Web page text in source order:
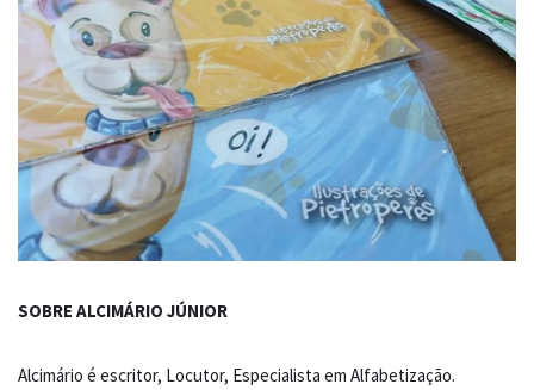
SOBRE ALCIMÁRIO JÚNIOR
Alcimário é escritor, Locutor, Especialista em Alfabetização.